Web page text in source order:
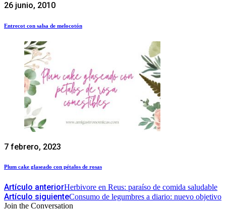
26 junio, 2010
Entrecot con salsa de melocotón
7 febrero, 2023
Plum cake glaseado con pétalos de rosas
Artículo anteriorHerbivore en Reus: paraíso de comida saludable
Artículo siguienteConsumo de legumbres a diario: nuevo objetivo
Join the Conversation